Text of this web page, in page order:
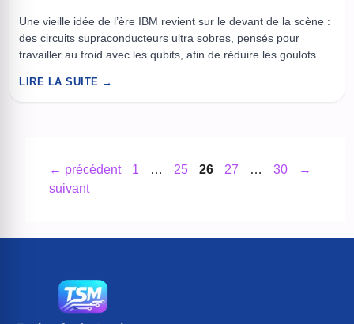
Une vieille idée de l’ère IBM revient sur le devant de la scène :
des circuits supraconducteurs ultra sobres, pensés pour
travailler au froid avec les qubits, afin de réduire les goulots
parler du quantique comme d’un futur lointain, alors qu’il est
LIRE LA SUITE →
← précédent Page
1 … Page
25 Page
26 Page
27 … Page
30
→
suivant